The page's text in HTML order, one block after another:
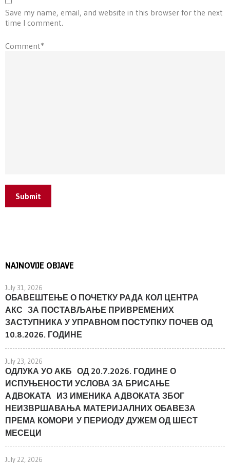
Save my name, email, and website in this browser for the next
time I comment.
Comment*
Submit
NAJNOVIJE OBJAVE
July 31, 2026
ОБАВЕШТЕЊЕ О ПОЧЕТКУ РАДА КОЛ ЦЕНТРА
АКС ЗА ПОСТАВЉАЊЕ ПРИВРЕМЕНИХ
ЗАСТУПНИКА У УПРАВНОМ ПОСТУПКУ ПОЧЕВ ОД
10.8.2026. ГОДИНЕ
July 23, 2026
ОДЛУКА УО АКБ ОД 20.7.2026. ГОДИНЕ О
ИСПУЊЕНОСТИ УСЛОВА ЗА БРИСАЊЕ
АДВОКАТА ИЗ ИМЕНИКА АДВОКАТА ЗБОГ
НЕИЗВРШАВАЊА МАТЕРИЈАЛНИХ ОБАВЕЗА
ПРЕМА КОМОРИ У ПЕРИОДУ ДУЖЕМ ОД ШЕСТ
МЕСЕЦИ
July 22, 2026